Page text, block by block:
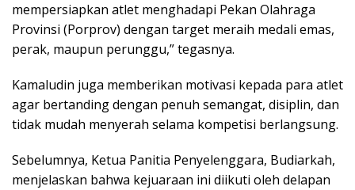
mempersiapkan atlet menghadapi Pekan Olahraga
Provinsi (Porprov) dengan target meraih medali emas,
perak, maupun perunggu,” tegasnya.
Kamaludin juga memberikan motivasi kepada para atlet
agar bertanding dengan penuh semangat, disiplin, dan
tidak mudah menyerah selama kompetisi berlangsung.
Sebelumnya, Ketua Panitia Penyelenggara, Budiarkah,
menjelaskan bahwa kejuaraan ini diikuti oleh delapan